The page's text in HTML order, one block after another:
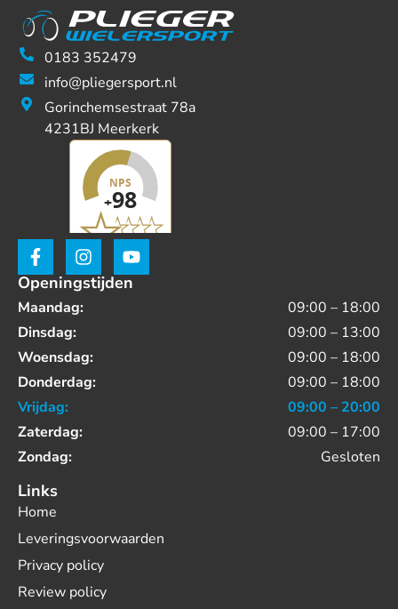
0183 352479
info@pliegersport.nl
Gorinchemsestraat 78a
4231BJ Meerkerk
Openingstijden
Maandag:
09:00 – 18:00
Dinsdag:
09:00 – 13:00
Woensdag:
09:00 – 18:00
Donderdag:
09:00 – 18:00
Vrijdag:
09:00 – 20:00
Zaterdag:
09:00 – 17:00
Zondag:
Gesloten
Links
Home
Leveringsvoorwaarden
Privacy policy
Review policy